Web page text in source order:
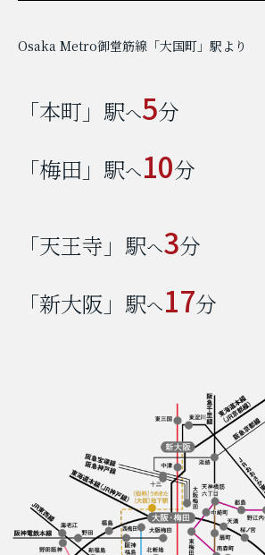
Osaka Metro御堂筋線「大国町」駅より
「本町」駅へ5分
「梅田」駅へ10分
「天王寺」駅へ3分
「新大阪」駅へ17分